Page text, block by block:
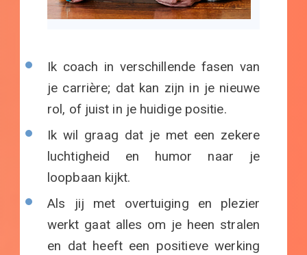
Ik coach in verschillende fasen van
je carrière; dat kan zijn in je nieuwe
rol, of juist in je huidige positie.
Ik wil graag dat je met een zekere
luchtigheid en humor naar je
loopbaan kijkt.
Als jij met overtuiging en plezier
werkt gaat alles om je heen stralen
en dat heeft een positieve werking